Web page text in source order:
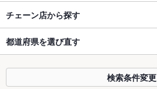
チェーン店から探す
都道府県を選び直す
検索条件変更